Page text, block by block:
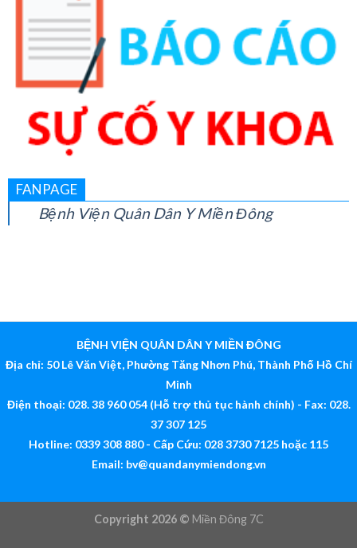
SỰ CỐ Y KHOA
Bệnh Viện Quân Dân Y Miền Đông
BỆNH VIỆN QUÂN DÂN Y MIỀN ĐÔNG
Địa chỉ: 50 Lê Văn Việt, Phường Tăng Nhơn Phú, Thành Phố Hồ Chí